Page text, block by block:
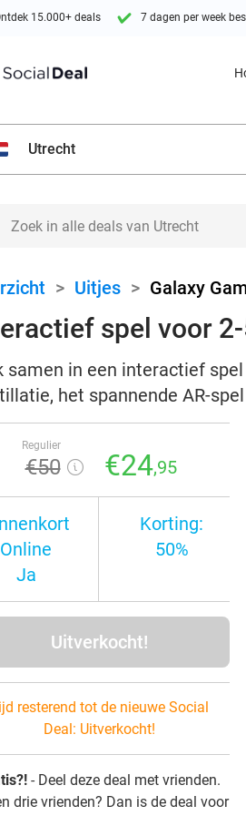
15.000+ deals 7 dagen per week
Utrecht
> Uitjes > Galaxy
spel voor
samen in een interactief
het spannende AR-
Regulier
€50 €24,95
Online
Ja
Korting:
50%
Uitverkocht!
resterend tot de nieuwe Social
Deal: Uitverkocht!
- Deel deze deal met vrienden.
drie vrienden? Dan is de deal voor